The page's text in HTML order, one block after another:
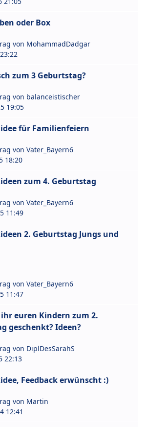
oder Box
von MohammadDadgar
zum 3 Geburtstag?
von balanceistischer
19:05
für Familienfeiern
von Vater_Bayern6
18:20
zum 4. Geburtstag
von Vater_Bayern6
11:49
2. Geburtstag Jungs und
von Vater_Bayern6
11:47
euren Kindern zum 2.
geschenkt? Ideen?
von DiplDesSarahS
22:13
Feedback erwünscht :)
von Martin
12:41